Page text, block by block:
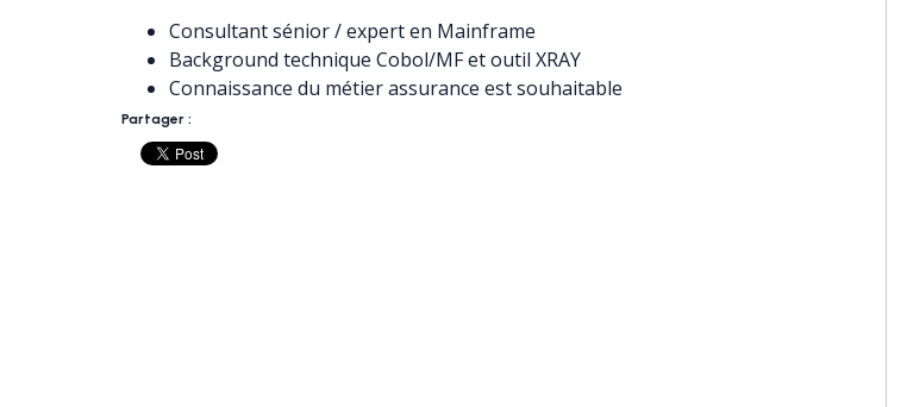
Consultant sénior / expert en Mainframe
Background technique Cobol/MF et outil XRAY
Connaissance du métier assurance est souhaitable
Partager :